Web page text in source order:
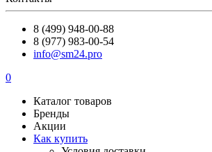
8 (499) 948-00-88
8 (977) 983-00-54
info@sm24.pro
0
Каталог товаров
Бренды
Акции
Как купить